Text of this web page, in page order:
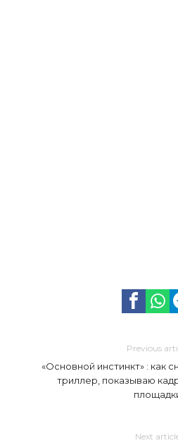
Previous
«Основной инстинкт» : как
триллер, показываю
Next